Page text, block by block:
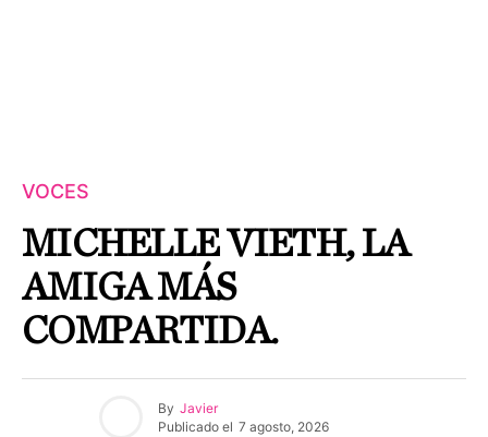
VOCES
MICHELLE VIETH, LA
AMIGA MÁS
COMPARTIDA.
By Javier
Publicado el 7 agosto, 2026